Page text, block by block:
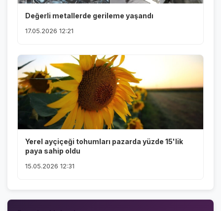
Değerli metallerde gerileme yaşandı
17.05.2026 12:21
Yerel ayçiçeği tohumları pazarda yüzde 15'lik
paya sahip oldu
15.05.2026 12:31